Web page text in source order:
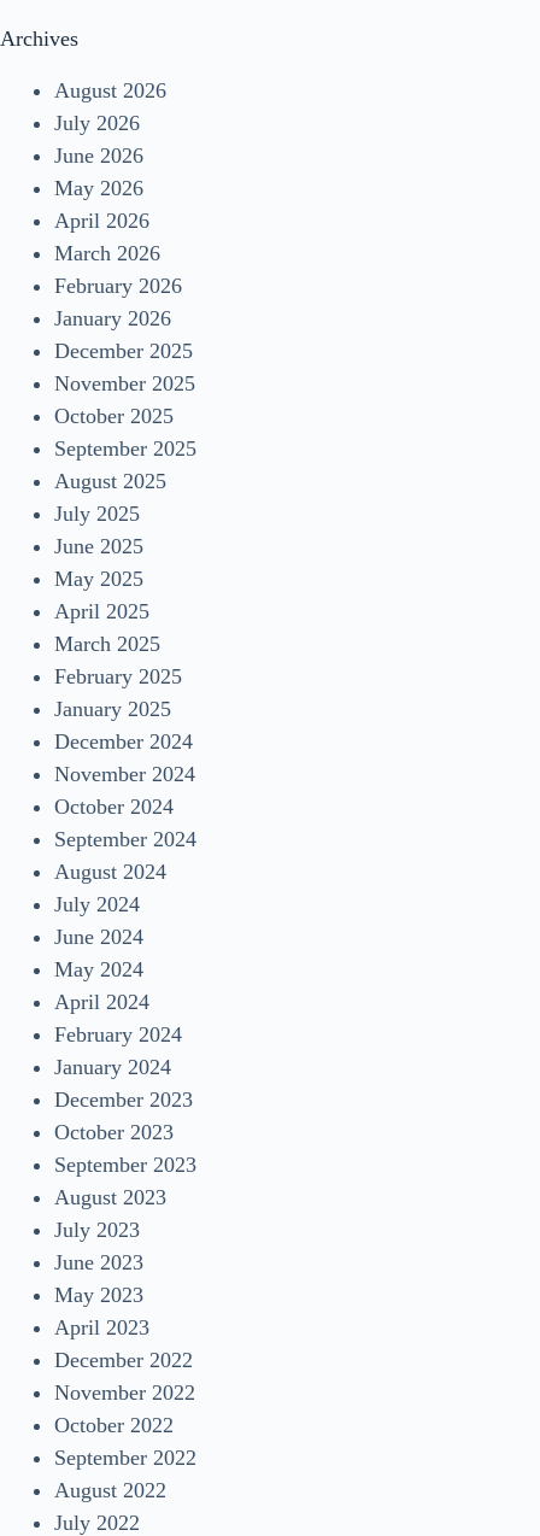
Archives
August 2026
July 2026
June 2026
May 2026
April 2026
March 2026
February 2026
January 2026
December 2025
November 2025
October 2025
September 2025
August 2025
July 2025
June 2025
May 2025
April 2025
March 2025
February 2025
January 2025
December 2024
November 2024
October 2024
September 2024
August 2024
July 2024
June 2024
May 2024
April 2024
February 2024
January 2024
December 2023
October 2023
September 2023
August 2023
July 2023
June 2023
May 2023
April 2023
December 2022
November 2022
October 2022
September 2022
August 2022
July 2022